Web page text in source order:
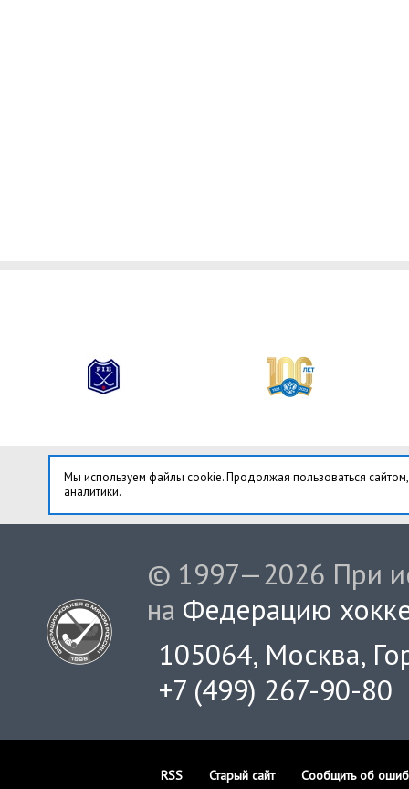
Мы используем файлы cookie. Продолжая пользоваться
аналитики.
© 1997—2026 При
на Федерацию
105064, Москва,
+7 (499) 267-90-80
RSS Старый сайт Сообщить об